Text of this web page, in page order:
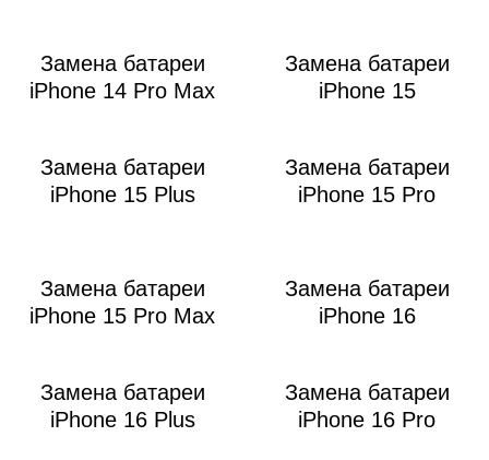
Замена батареи
iPhone 14 Pro Max
Замена батареи
iPhone 15
Замена батареи
iPhone 15 Plus
Замена батареи
iPhone 15 Pro
Замена батареи
iPhone 15 Pro Max
Замена батареи
iPhone 16
Замена батареи
iPhone 16 Plus
Замена батареи
iPhone 16 Pro